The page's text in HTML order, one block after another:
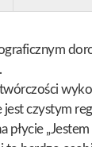
czystym